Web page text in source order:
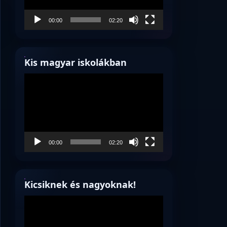
00:00 02:20
Kis magyar iskolákban
00:00 02:20
Kicsiknek és nagyoknak!